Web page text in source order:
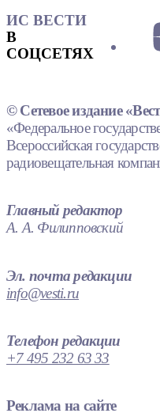
ИС ВЕСТИ
В
СОЦСЕТЯХ
© Сетевое издание
«Федеральное
Всероссийская
радиовещательная
Главный редактор
А. А. Филипповский
Эл. почта редакции
info@vesti.ru
Телефон редакции
+7 495 232 63 33
Реклама на сайте